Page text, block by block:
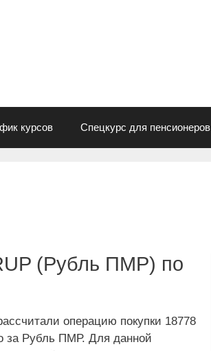
курсов Спецкурс для пенсионеров
(Рубль ПМР) по
операцию покупки 18778
за Рубль ПМР. Для данной